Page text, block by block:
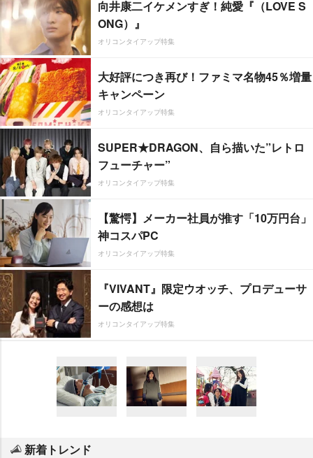
向井康二イケメンすぎ！純愛『（LOVE S
ONG）』
オリコンタイアップ特集
大好評につき再び！ファミマ名物45％増量
キャンペーン
オリコンタイアップ特集
SUPER★DRAGON、自ら描いた”レトロ
フューチャー”
オリコンタイアップ特集
【驚愕】メーカー社員が推す「10万円台」
神コスパPC
オリコンタイアップ特集
『VIVANT』限定ウオッチ、プロデューサ
ーの感想は
オリコンタイアップ特集
新着トレンド